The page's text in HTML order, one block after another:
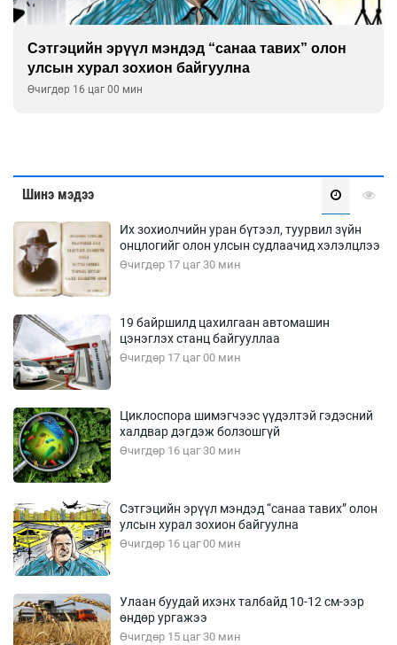
эрүүл мэндэд “санаа тавих” олон
хурал зохион байгуулна
16 цаг 00 мин
Шинэ мэдээ
Их зохиолчийн уран бүтээл, туурвил зүйн
онцлогийг олон улсын судлаачид хэлэлцлээ
Өчигдөр 17 цаг 30 мин
19 байршилд цахилгаан автомашин
цэнэглэх станц байгууллаа
Өчигдөр 17 цаг 00 мин
Циклоспора шимэгчээс үүдэлтэй гэдэсний
халдвар дэгдэж болзошгүй
Өчигдөр 16 цаг 30 мин
Сэтгэцийн эрүүл мэндэд “санаа тавих” олон
улсын хурал зохион байгуулна
Өчигдөр 16 цаг 00 мин
Улаан буудай ихэнх талбайд 10-12 см-ээр
өндөр ургажээ
Өчигдөр 15 цаг 30 мин